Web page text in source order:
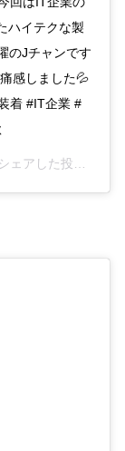
ハイテクな製
のJチャンです
感しました💦
着 #IT企業 #
アした投稿 –